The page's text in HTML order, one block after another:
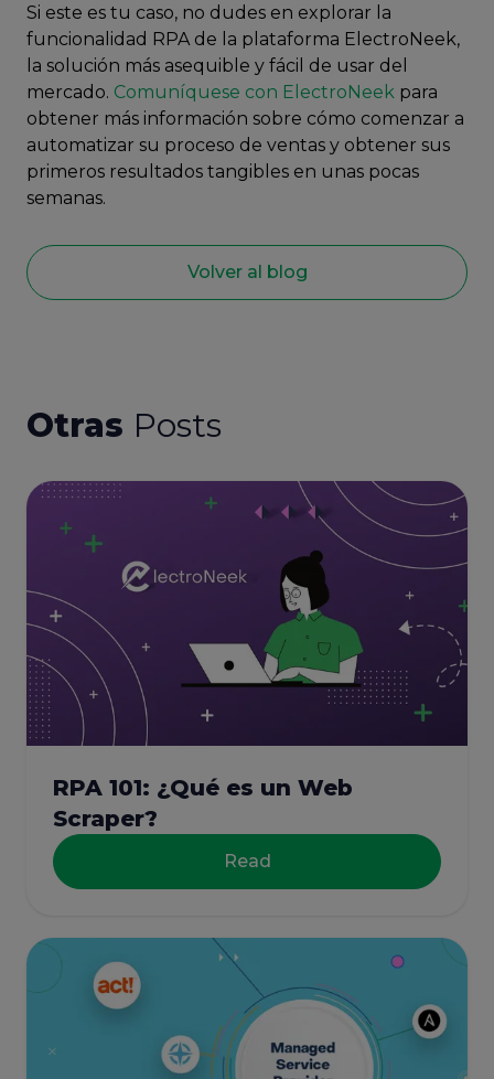
Si este es tu caso, no dudes en explorar la
funcionalidad RPA de la plataforma ElectroNeek,
la solución más asequible y fácil de usar del
mercado. Comuníquese con ElectroNeek para
obtener más información sobre cómo comenzar a
automatizar su proceso de ventas y obtener sus
primeros resultados tangibles en unas pocas
semanas.
Volver al blog
Otras Posts
RPA 101: ¿Qué es un Web
Scraper?
Read